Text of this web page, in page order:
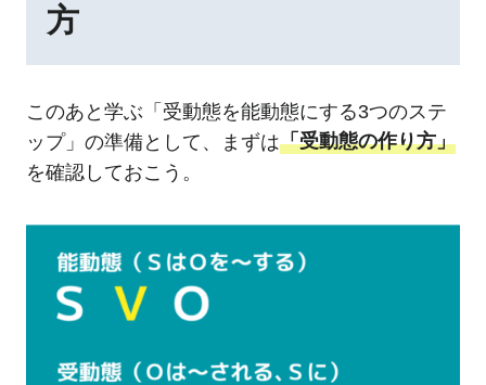
方
このあと学ぶ「受動態を能動態にする3つのステ
ップ」の準備として、まずは「受動態の作り方」
を確認しておこう。